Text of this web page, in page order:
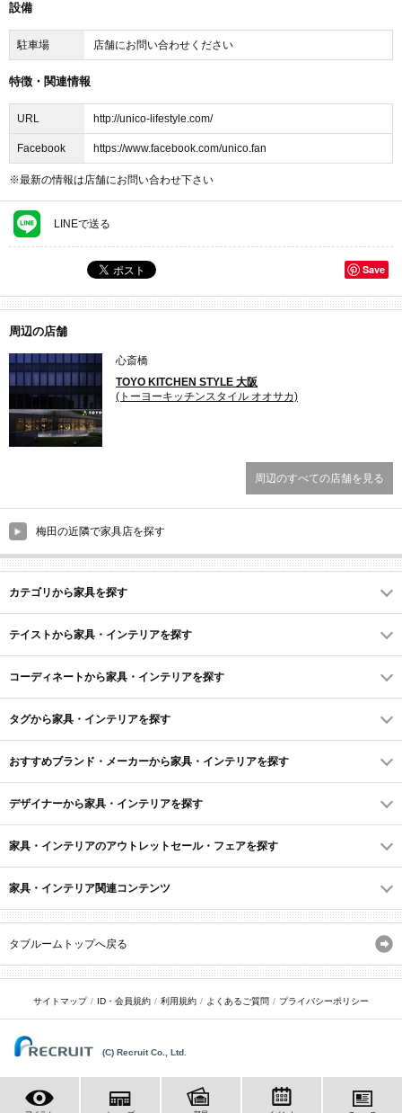
生活雑貨
設備
駐車場 店舗にお問い合わせください
特徴・関連情報
URL http://unico-lifestyle.com/
Facebook https://www.facebook.com/unico.fan
※最新の情報は店舗にお問い合わせ下さい
LINEで送る
Save
周辺の店舗
心斎橋
TOYO KITCHEN STYLE 大阪
(トーヨーキッチンスタイル オオサカ)
周辺のすべての店舗を見る
梅田の近隣で家具店を探す
カテゴリから家具を探す
テイストから家具・インテリアを探す
コーディネートから家具・インテリアを探す
タグから家具・インテリアを探す
おすすめブランド・メーカーから家具・インテリアを探す
デザイナーから家具・インテリアを探す
家具・インテリアのアウトレットセール・フェアを探す
家具・インテリア関連コンテンツ
タブルームトップへ戻る
サイトマップ ID・会員規約 利用規約 よくあるご質問 プライバシーポリシー
(C) Recruit Co., Ltd.